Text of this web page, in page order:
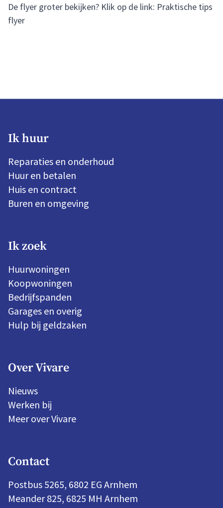
De flyer groter bekijken? Klik op de link: Praktische tips
flyer
Ik huur
Reparaties en onderhoud
Huur en betalen
Huis en contract
Buren en omgeving
Ik zoek
Huurwoningen
Koopwoningen
Bedrijfspanden
Garages en overig
Hulp bij geldzaken
Over Vivare
Nieuws
Werken bij
Meer over Vivare
Contact
Postbus 5265, 6802 EG Arnhem
Meander 825, 6825 MH Arnhem